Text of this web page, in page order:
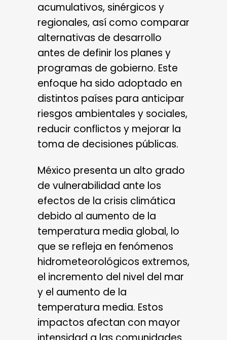
acumulativos, sinérgicos y
regionales, así como comparar
alternativas de desarrollo
antes de definir los planes y
programas de gobierno. Este
enfoque ha sido adoptado en
distintos países para anticipar
riesgos ambientales y sociales,
reducir conflictos y mejorar la
toma de decisiones públicas.
México presenta un alto grado
de vulnerabilidad ante los
efectos de la crisis climática
debido al aumento de la
temperatura media global, lo
que se refleja en fenómenos
hidrometeorológicos extremos,
el incremento del nivel del mar
y el aumento de la
temperatura media. Estos
impactos afectan con mayor